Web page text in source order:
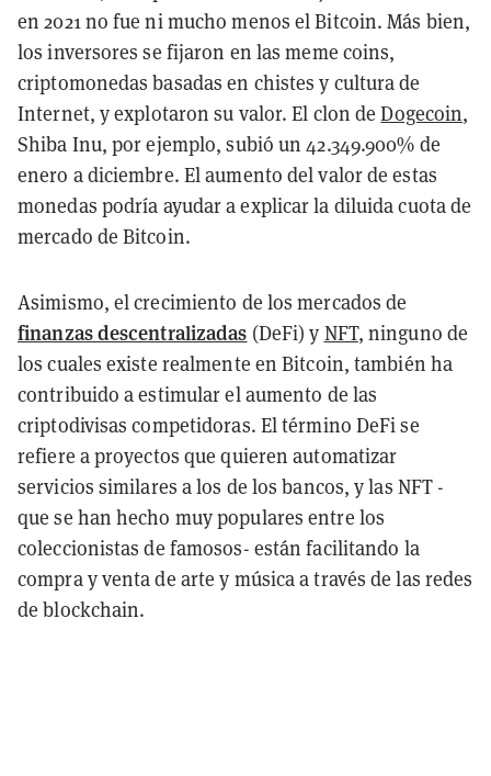
en 2021 no fue ni mucho menos el Bitcoin. Más bien,
los inversores se fijaron en las meme coins,
criptomonedas basadas en chistes y cultura de
Internet, y explotaron su valor. El clon deDogecoin,
Shiba Inu, por ejemplo, subió un 42.349.900% de
enero a diciembre. El aumento del valor de estas
monedas podría ayudar a explicar la diluida cuota de
mercado de Bitcoin.
Asimismo, el crecimiento de los mercados de
finanzas descentralizadas (DeFi) y NFT, ninguno de
los cuales existe realmente en Bitcoin, también ha
contribuido a estimular el aumento de las
criptodivisas competidoras. El término DeFi se
refiere a proyectos que quieren automatizar
servicios similares a los de los bancos, y las NFT -
que se han hecho muy populares entre los
coleccionistas de famosos- están facilitando la
compra y venta de arte y música a través de las redes
de blockchain.